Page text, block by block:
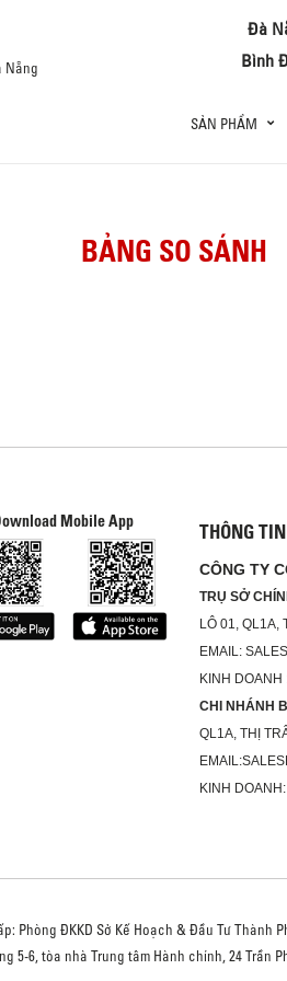
Đà
Bình
Nẵng
SẢN PHẨM
BẢNG SO SÁNH
Mobile App THÔNG
CÔNG TY
TRỤ SỞ
LÔ 01, QL1A,
EMAIL:
KINH
CHI NHÁNH
QL1A, THỊ
KINH
Phòng ĐKKD Sở Kế Hoạch & Đầu Tư Thành
5-6, tòa nhà Trung tâm Hành chính, 24 Trần